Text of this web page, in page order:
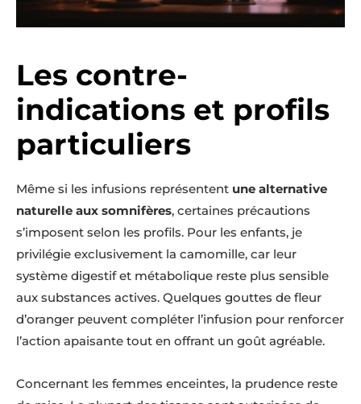
Les contre-
indications et profils
particuliers
Même si les infusions représentent une alternative
naturelle aux somnifères, certaines précautions
s’imposent selon les profils. Pour les enfants, je
privilégie exclusivement la camomille, car leur
système digestif et métabolique reste plus sensible
aux substances actives. Quelques gouttes de fleur
d’oranger peuvent compléter l’infusion pour renforcer
l’action apaisante tout en offrant un goût agréable.
Concernant les femmes enceintes, la prudence reste